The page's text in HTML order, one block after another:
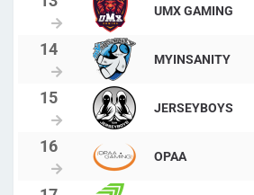
UMX GAMING
MYINSANITY
JERSEYBOYS
OPAA